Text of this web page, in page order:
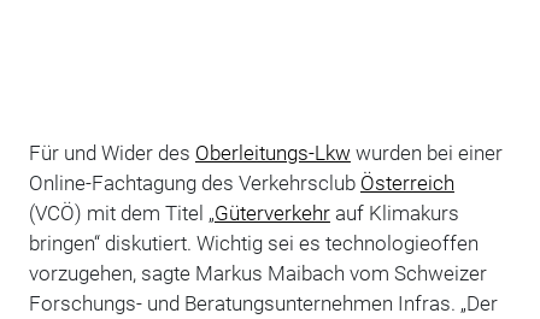
Für und Wider des Oberleitungs-Lkw wurden bei einer
Online-Fachtagung des Verkehrsclub Österreich
(VCÖ) mit dem Titel „Güterverkehrauf Klimakurs
bringen“ diskutiert. Wichtig sei es technologieoffen
vorzugehen, sagte Markus Maibach vom Schweizer
Forschungs- und Beratungsunternehmen Infras. „Der